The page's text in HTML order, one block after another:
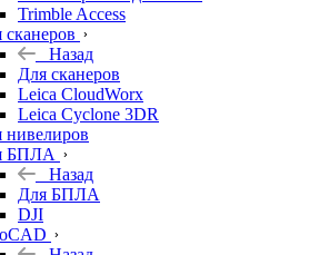
Trimble Access
сканеров
Назад
Для сканеров
Leica CloudWorx
Leica Cyclone 3DR
нивелиров
БПЛА
Назад
Для БПЛА
DJI